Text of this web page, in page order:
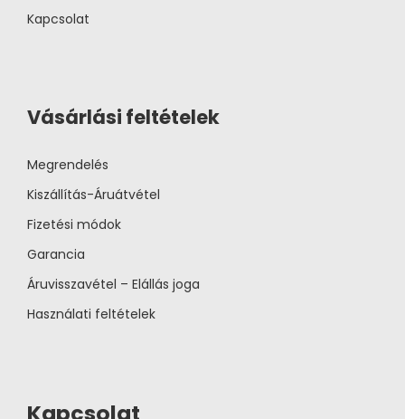
Kapcsolat
Vásárlási feltételek
Megrendelés
Kiszállítás-Áruátvétel
Fizetési módok
Garancia
Áruvisszavétel – Elállás joga
Használati feltételek